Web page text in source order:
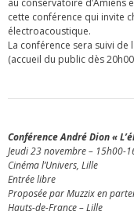
cette conférence qui invite
électroacoustique.
La conférence sera suivi de
(accueil du public dès
Conférence André Dion «
Jeudi 23 novembre – 15h00-
Cinéma l’Univers, Lille
Entrée libre
Proposée par Muzzix en
Hauts-de-France – Lille